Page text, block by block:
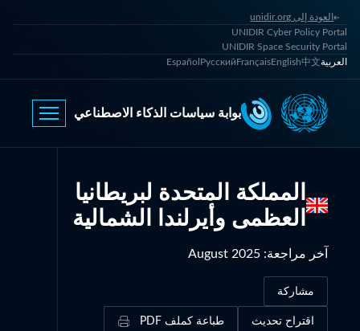
العودة إلى unidir.org
UNIDIR Cyber Policy Portal
UNIDIR Space Security Portal
العربية中文
English
Français
Русский
Español
بوابة سياسات الذكاء الاصطناعي
المملكة المتحدة لبريطانيا
العظمى وأيرلندا الشمالية
آخر مراجعة:
August 2025
مشاركة
اقتراح تحديث طباعة كملف PDF